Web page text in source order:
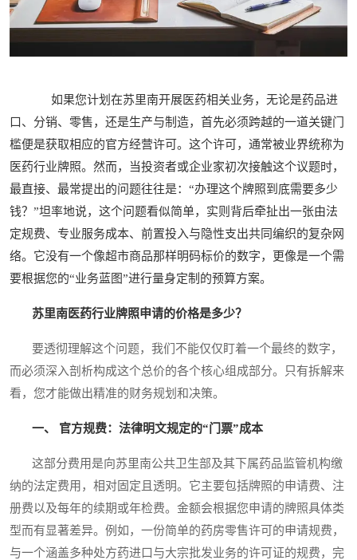
如果您计划在苏里南开展医药相关业务，无论是药品进
口、分销、零售，还是生产与制造，首先必须跨越的一道关键门
槛便是获取相应的官方经营许可。这个许可，通常被业界统称为
医药行业牌照。然而，当投资者或企业家初次接触这个议题时，
最直接、最常提出的问题往往是：“办理这个牌照到底需要多少
钱？”坦率地说，这个问题看似简单，实则背后牵扯出一张由法
定规费、专业服务成本、前置投入与隐性支出共同编织的复杂网
络。它没有一个像超市商品那样明码标价的数字，更像是一个需
要根据您的“业务蓝图”进行量身定制的预算方案。
苏里南医药行业牌照申请的价格是多少？
要透彻理解这个问题，我们不能仅仅盯着一个最终的数字，
而必须深入剖析构成这个总价的各个核心组成部分。只有拆解来
看，您才能做出精准的财务规划和决策。
一、 官方规费：法律明文规定的“门票”成本
这部分费用是向苏里南公共卫生部及其下属药品监管机构缴
纳的法定费用，相对固定且透明。它主要包括牌照的申请费、注
册费以及每年的续期或年检费。金额会根据您申请的牌照具体类
型而有显著差异。例如，一份简单的药房零售许可的申请规费，
与一个涵盖多种处方药进口与大宗批发业务的许可证的规费，完